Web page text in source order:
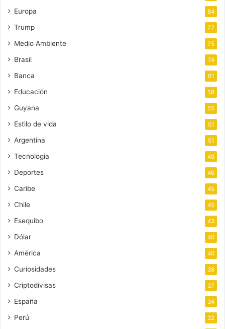
Europa 84
Trump 77
Medio Ambiente 75
Brasil 74
Banca 61
Educación 58
Guyana 55
Estilo de vida 51
Argentina 51
Tecnologia 49
Deportes 46
Caribe 45
Chile 45
Esequibo 43
Dólar 40
América 40
Curiosidades 38
Criptodivisas 37
España 34
Perú 32